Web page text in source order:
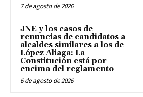
7 de agosto de 2026
JNE y los casos de
renuncias de candidatos a
alcaldes similares a los de
López Aliaga: La
Constitución está por
encima del reglamento
6 de agosto de 2026